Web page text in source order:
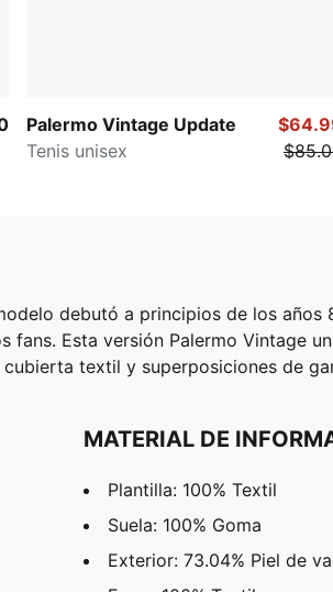
Palermo Vintage Update
Tenis unisex
debutó a principios de los
Esta versión Palermo Vintage
textil y superposiciones de
MATERIAL DE
Plantilla: 100% Textil
Suela: 100% Goma
Exterior: 73.04% Piel de